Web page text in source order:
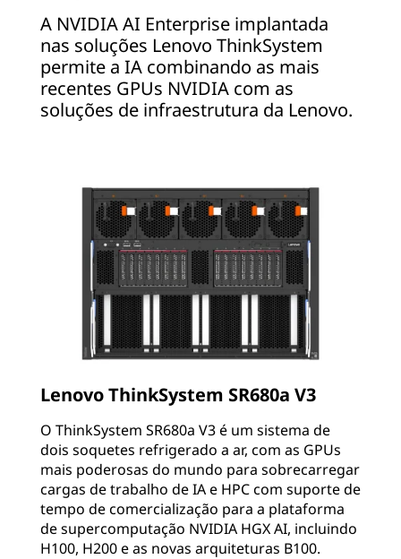
A NVIDIA AI Enterprise implantada
nas soluções Lenovo ThinkSystem
permite a IA combinando as mais
recentes GPUs NVIDIA com as
soluções de infraestrutura da Lenovo.
Lenovo ThinkSystem SR680a V3
O ThinkSystem SR680a V3 é um sistema de
dois soquetes refrigerado a ar, com as GPUs
mais poderosas do mundo para sobrecarregar
cargas de trabalho de IA e HPC com suporte de
tempo de comercialização para a plataforma
de supercomputação NVIDIA HGX AI, incluindo
H100, H200 e as novas arquiteturas B100.